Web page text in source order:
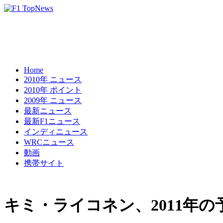
Home
2010年 ニュース
2010年 ポイント
2009年 ニュース
最新ニュース
最新F1ニュース
インディニュース
WRCニュース
動画
携帯サイト
キミ・ライコネン、2011年の